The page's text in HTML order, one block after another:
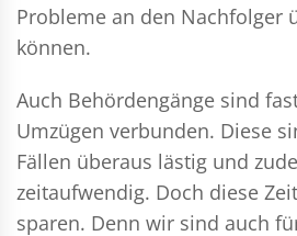
Probleme an den Nachfolger
können.
Auch Behördengänge sind
Umzügen verbunden. Diese
Fällen überaus lästig und
zeitaufwendig. Doch diese
sparen. Denn wir sind auch